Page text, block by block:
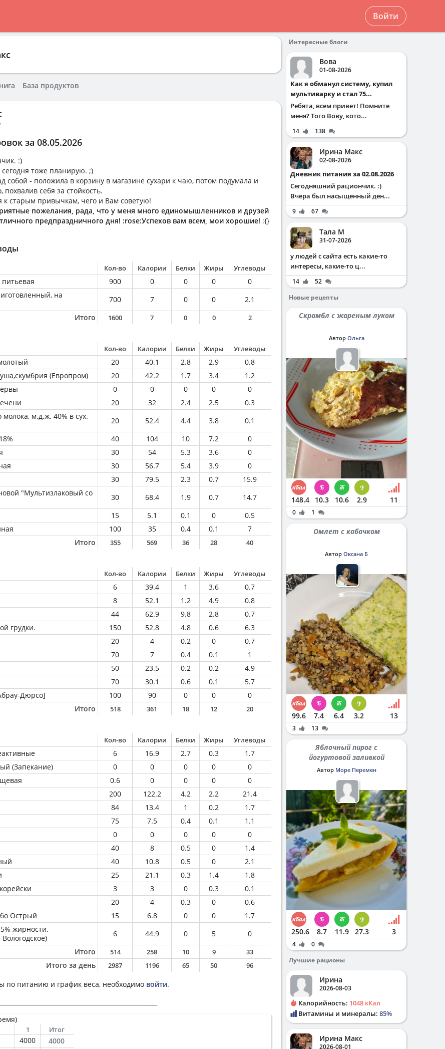
Войти
База продуктов
за 08.05.2026
:)
тоже планирую. ;)
собой - положила в корзину в магазине сухари к чаю, потом подумала и
себя за стойкость.
к старым привычкам, чего и Вам советую!
пожелания, рада, что у меня много единомышленников и друзей
предпраздничного дня! :rose:Успехов вам всем, мои хорошие! :{}
Кол-во Калории Белки Жиры Углеводы
900 0 0 0
0
на
700 7 0 0
2.1
Итого
1600 7 0 0 2
Кол-во Калории Белки Жиры Углеводы
20 40.1 2.8 2.9
0.8
(Европром)
20 42.2 1.7 3.4
1.2
0 0 0 0
0
20 32 2.4 2.5
0.3
м.д.ж. 40% в сух.
20 52.4 4.4 3.8
0.1
40 104 10 7.2
0
30 54 5.3 3.6
0
30 56.7 5.4 3.9
0
30 79.5 2.3 0.7
15.9
"Мультизлаковый со
30 68.4 1.9 0.7
14.7
15 5.1 0.1 0
0.5
100 35 0.4 0.1
7
Итого
355 569 36 28 40
Кол-во Калории Белки Жиры Углеводы
6 39.4 1 3.6
0.7
8 52.1 1.2 4.9
0.8
44 62.9 9.8 2.8
0.7
грудки.
150 52.8 4.8 0.6
6.3
20 4 0.2 0
0.7
70 7 0.4 0.1
1
50 23.5 0.2 0.2
4.9
70 30.1 0.6 0.1
5.7
Дюрсо]
100 90 0 0
0
Итого
518 361 18 12 20
Кол-во Калории Белки Жиры Углеводы
6 16.9 2.7 0.3
1.7
(Запекание)
0 0 0 0
0
0.6 0 0 0
0
200 122.2 4.2 2.2
21.4
84 13.4 1 0.2
1.7
75 7.5 0.4 0.1
1.1
0 0 0 0
0
40 8 0.5 0
1.4
40 10.8 0.5 0
2.1
25 21.1 0.3 1.4
1.8
3 3 0 0.3
0.1
20 4 0.3 0
0.6
Острый
15 6.8 0 0
1.7
жирности,
6 44.9 0 5
0
Итого
514 258 10 9 33
Итого за день 2987 1196 65 50 96
по питанию и график веса, необходимо войти.
1 Итог
4000
4000
Интересные блоги
Вова
01-08-2026
Как я обманул систему, купил
мультиварку и стал 75...
Ребята, всем привет! Помните
меня? Того Вову, кото...
14 138
Ирина Макс
02-08-2026
Дневник питания за 02.08.2026
Сегодняшний рациончик. :)
Вчера был насыщенный ден...
9 67
Тала М
31-07-2026
у людей с сайта есть какие-то
интересы, какие-то ц...
14
52
Новые рецепты
Скрамбл с жареным луком
Автор Ольга
148.4 10.3 10.6 2.9 11
0 1
Омлет с кабачком
Автор Оксана Б
99.6 7.4 6.4 3.2 13
3 13
Яблочный пирог с
йогуртовой заливкой
Автор Море Перемен
250.6 8.7 11.9 27.3 3
4
0
Лучшие рационы
Ирина
2026-08-03
Калорийность: 1048 кКал
Витамины и минералы: 85%
Ирина Макс
2026-08-01